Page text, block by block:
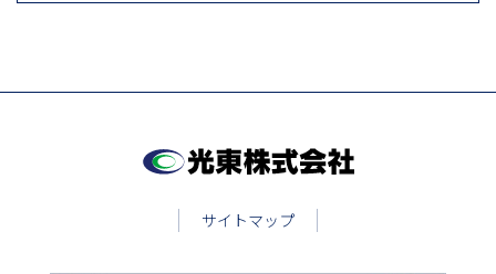
サイトマップ